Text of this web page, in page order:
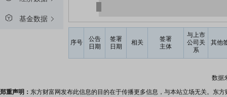
基金数据
序号
公告
日期
签署
日期
相关
签署
主体
与上市
公司关
系
其他
数据
郑重声明： 东方财富网发布此信息的目的在于传播更多信息，与本站立场无关。东